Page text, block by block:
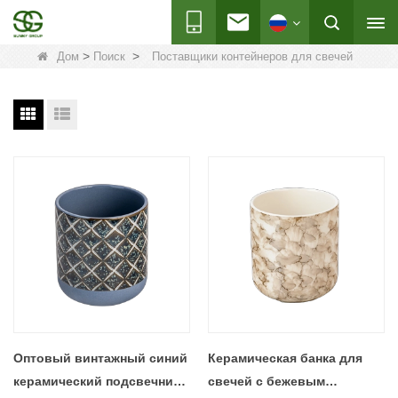
Дом > Поиск> Поставщики контейнеров для свечей
Оптовый винтажный синий
керамический подсвечник с
Керамическая банка для
свечей с бежевым